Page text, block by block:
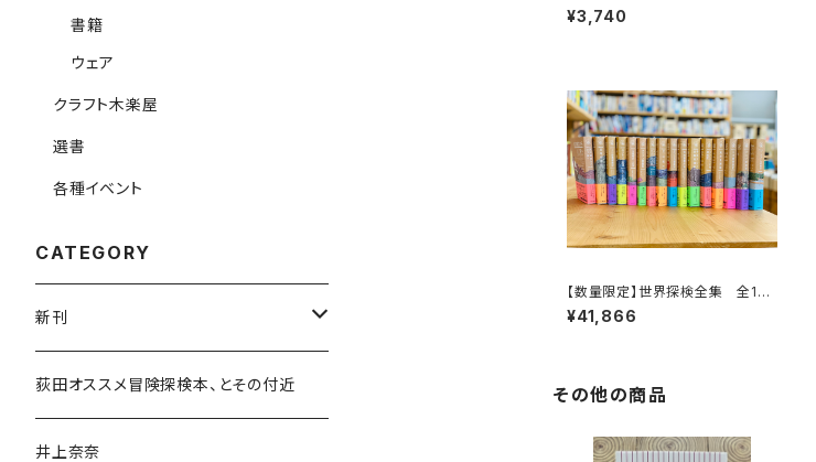
ティ・ヒストリー
¥3,740
【数量限定】世界探検全集 全16
巻＋全巻購入特典「第17巻（非売
品）」【当店限定】
¥41,866
その他の商品
書籍
ウェア
クラフト木楽屋
選書
各種イベント
CATEGORY
新刊
和書
文学・小説・物語
荻田オススメ冒険探検本、とその付近
井上奈奈